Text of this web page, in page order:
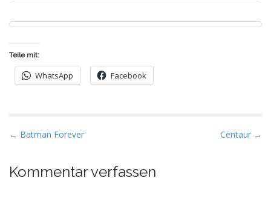
Teile mit:
WhatsApp Facebook
P
s
t
← Batman Forever Centaur →
Kommentar verfassen